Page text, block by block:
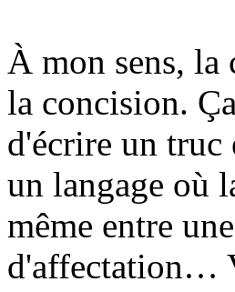
À mon sens, la
la concision.
d'écrire un truc
un langage où
même entre
d'affectation…